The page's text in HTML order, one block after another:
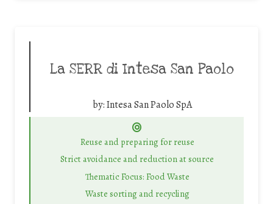
La SERR di Intesa San Paolo
by:Intesa San Paolo SpA
Reuse and preparing for reuse
Strict avoidance and reduction at source
Thematic Focus: Food Waste
Waste sorting and recycling